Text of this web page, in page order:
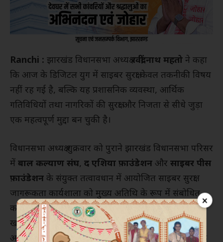
×
Ranchi : झारखंड विधानसभा अध्यक्षरवींद्रनाथ महतो ने कहा
कि आज के डिजिटल युग में साइबर सुरक्षा केवल तकनीकी विषय
नहीं रह गई है, बल्कि यह प्रशासनिक व्यवस्था, आर्थिक
गतिविधियों तथा नागरिकों की सुरक्षा और निजता से सीधे जुड़ा
एक महत्वपूर्ण मुद्दा बन चुकी है।
विधानसभा अध्यक्ष शुक्रवार को पुराने झारखंड विधानसभा परिसर
में बाल कल्याण संघ, द एशिया फ़ाउंडेशन और साइबर पीस
फ़ाउंडेशन के संयुक्त तत्वावधान में आयोजित साइबर सुरक्षा
जागरूकता कार्यशाला को मुख्य अतिथि के रूप में संबोधित
कर रहे थे। कार्यशाला का उद्देश्य डिजिटल युग में बढ़ते साइबर
खतरों, डिजिटल धोखाधड़ी और कृत्रिम बुद्धिमत्ता (एआई)
आधारित जोखिमों के प्रति जागरूकता बढ़ाना तथा रणनीतिक